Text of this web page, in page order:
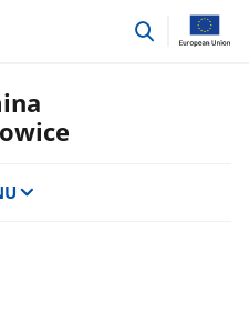
przejdź